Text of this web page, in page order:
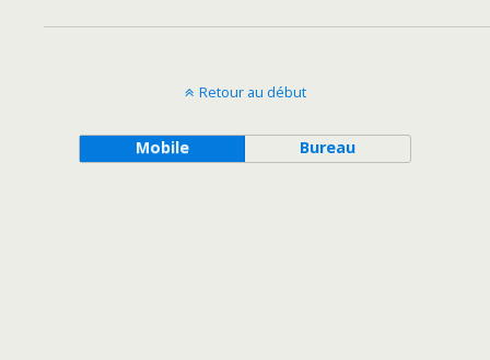
Retour au début
Mobile Bureau